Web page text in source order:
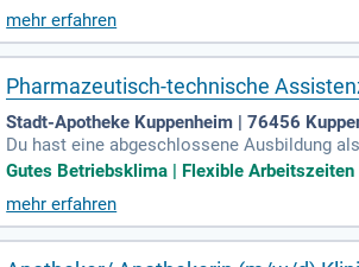
mehr erfahren
Pharmazeutisch-technische
Stadt-Apotheke Kuppenheim | 76456
Du hast eine abgeschlossene Ausbildung
g. Du zeichnest dich durch eine
Gutes Betriebsklima | Flexible
mehr erfahren